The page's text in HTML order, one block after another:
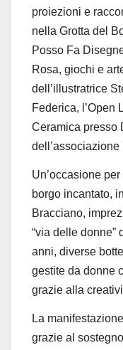
proiezioni e
nella Grotta del
Posso Fa
Rosa, giochi e
dell’illustratrice
Federica, l’Open
Ceramica presso
dell’associazione
Un’occasione
borgo incantato,
Bracciano,
“via delle donne”
anni, diverse
gestite da donne
grazie alla
La
grazie al